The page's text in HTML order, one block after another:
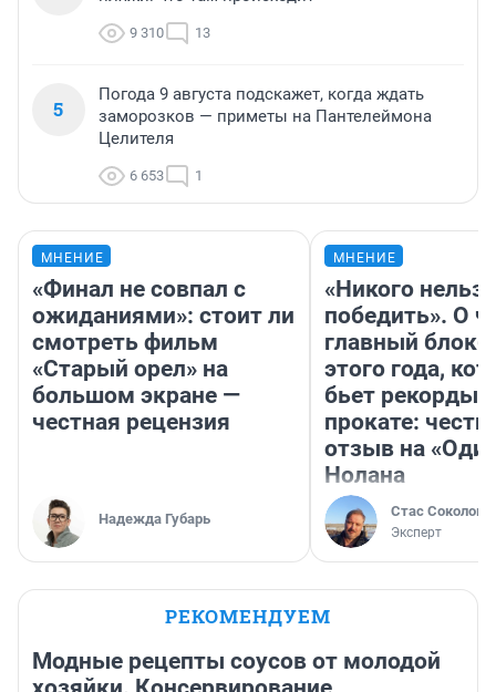
9 310 13
5
Погода 9 августа подскажет, когда ждать
заморозков — приметы на Пантелеймона
Целителя
6 653 1
МНЕНИЕ
«Финал не совпал с
ожиданиями»: стоит ли
смотреть фильм
«Старый орел» на
большом экране —
честная рецензия
Надежда Губарь
МНЕНИЕ
«Никого нельзя
победить». О
главный
этого года,
бьет рекорды в
прокате:
отзыв на
Нолана
Стас Соколов
Эксперт
РЕКОМЕНДУЕМ
Модные рецепты соусов от молодой